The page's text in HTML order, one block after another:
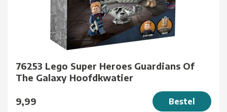
76253 Lego Super Heroes Guardians Of
The Galaxy Hoofdkwatier
9,99 Bestel